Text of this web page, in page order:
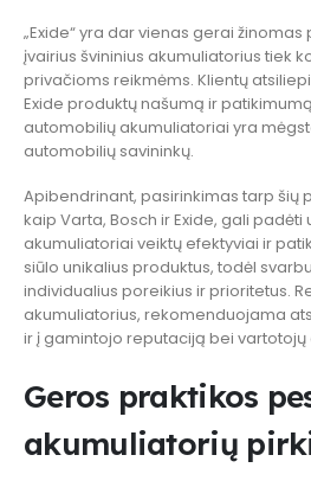
„Exide“ yra dar vienas gerai žinomas
įvairius švininius akumuliatorius tiek
privačioms reikmėms. Klientų
Exide produktų našumą ir
automobilių akumuliatoriai yra
automobilių savininkų.
Apibendrinant, pasirinkimas tarp šių
kaip Varta, Bosch ir Exide, gali padėti
akumuliatoriai veiktų efektyviai ir
siūlo unikalius produktus, todėl
individualius poreikius ir prioritetus.
akumuliatorius, rekomenduojama
ir į gamintojo reputaciją bei vartotojų
Geros praktikos
akumuliatorių